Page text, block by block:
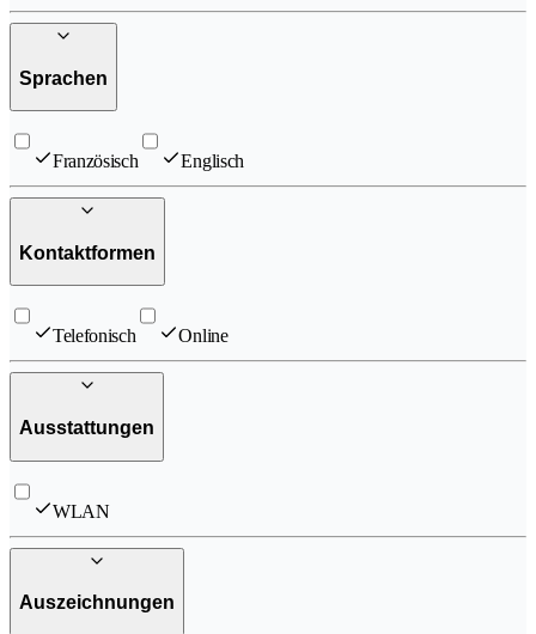
Sprachen
Französisch Englisch
Kontaktformen
Telefonisch Online
Ausstattungen
WLAN
Auszeichnungen